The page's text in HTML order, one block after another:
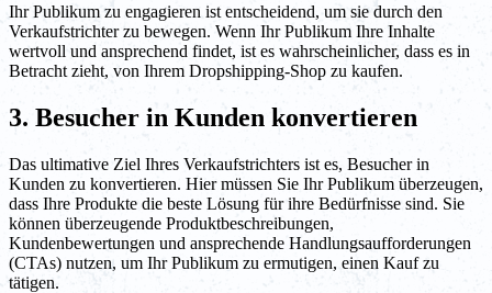
Ihr Publikum zu engagieren ist entscheidend, um sie durch den
Verkaufstrichter zu bewegen. Wenn Ihr Publikum Ihre Inhalte
wertvoll und ansprechend findet, ist es wahrscheinlicher, dass es in
Betracht zieht, von Ihrem Dropshipping-Shop zu kaufen.
3. Besucher in Kunden konvertieren
Das ultimative Ziel Ihres Verkaufstrichters ist es, Besucher in
Kunden zu konvertieren. Hier müssen Sie Ihr Publikum überzeugen,
dass Ihre Produkte die beste Lösung für ihre Bedürfnisse sind. Sie
können überzeugende Produktbeschreibungen,
Kundenbewertungen und ansprechende Handlungsaufforderungen
(CTAs) nutzen, um Ihr Publikum zu ermutigen, einen Kauf zu
tätigen.